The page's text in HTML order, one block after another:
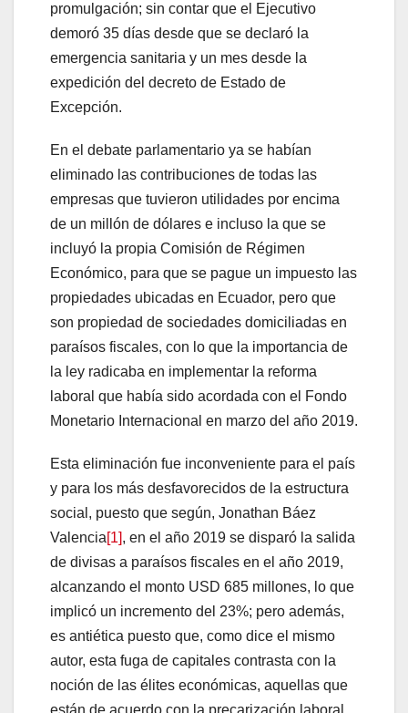
promulgación; sin contar que el Ejecutivo
demoró 35 días desde que se declaró la
emergencia sanitaria y un mes desde la
expedición del decreto de Estado de
Excepción.
En el debate parlamentario ya se habían
eliminado las contribuciones de todas las
empresas que tuvieron utilidades por encima
de un millón de dólares e incluso la que se
incluyó la propia Comisión de Régimen
Económico, para que se pague un impuesto las
propiedades ubicadas en Ecuador, pero que
son propiedad de sociedades domiciliadas en
paraísos fiscales, con lo que la importancia de
la ley radicaba en implementar la reforma
laboral que había sido acordada con el Fondo
Monetario Internacional en marzo del año 2019.
Esta eliminación fue inconveniente para el país
y para los más desfavorecidos de la estructura
social, puesto que según, Jonathan Báez
Valencia[1], en el año 2019 se disparó la salida
de divisas a paraísos fiscales en el año 2019,
alcanzando el monto USD 685 millones, lo que
implicó un incremento del 23%; pero además,
es antiética puesto que, como dice el mismo
autor, esta fuga de capitales contrasta con la
noción de las élites económicas, aquellas que